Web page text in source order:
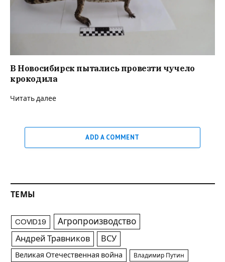
В Новосибирск пытались провезти чучело
крокодила
Читать далее
ADD A COMMENT
ТЕМЫ
COVID19 Агропроизводство
Андрей Травников ВСУ
Великая Отечественная война Владимир Путин